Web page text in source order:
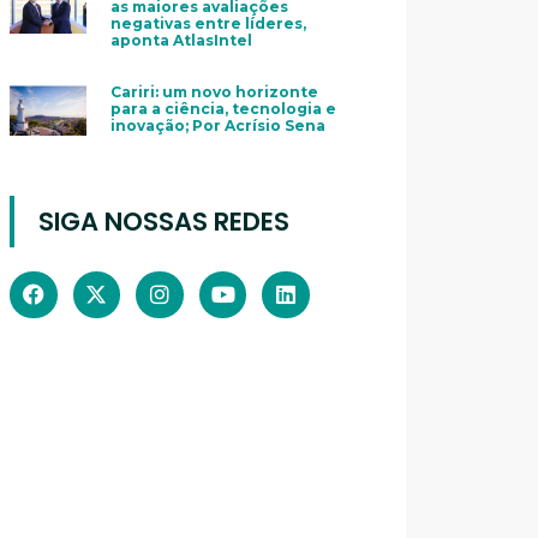
as maiores avaliações
negativas entre líderes,
aponta AtlasIntel
Cariri: um novo horizonte
para a ciência, tecnologia e
inovação; Por Acrísio Sena
SIGA NOSSAS REDES